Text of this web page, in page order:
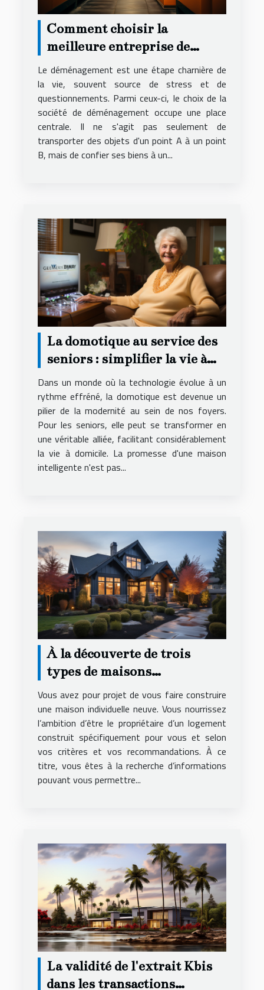
Comment choisir la
meilleure entreprise de
déménagement pour un
service local fiable et
économique
Le déménagement est une étape charnière de
la vie, souvent source de stress et de
questionnements. Parmi ceux-ci, le choix de la
société de déménagement occupe une place
centrale. Il ne s'agit pas seulement de
transporter des objets d'un point A à un point
B, mais de confier ses biens à un...
La domotique au service des
seniors : simplifier la vie à
domicile
Dans un monde où la technologie évolue à un
rythme effréné, la domotique est devenue un
pilier de la modernité au sein de nos foyers.
Pour les seniors, elle peut se transformer en
une véritable alliée, facilitant considérablement
la vie à domicile. La promesse d'une maison
intelligente n'est pas...
À la découverte de trois
types de maisons
individuelles
Vous avez pour projet de vous faire construire
une maison individuelle neuve. Vous nourrissez
l’ambition d’être le propriétaire d’un logement
construit spécifiquement pour vous et selon
vos critères et vos recommandations. À ce
titre, vous êtes à la recherche d’informations
pouvant vous permettre...
La validité de l'extrait Kbis
dans les transactions